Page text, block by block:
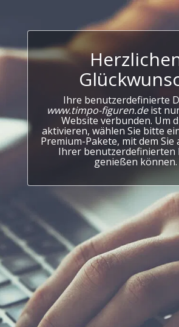
Ihre benutzerdefinierte
www.timpo-figuren.deist
Website verbunden. Um
aktivieren, wählen Sie bitte
Premium-Pakete, mit dem Sie
Ihrer benutzerdefinierten
genießen können.